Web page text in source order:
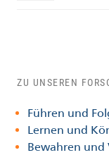
ZU UNSEREN
Führen und
Lernen und
Bewahren und